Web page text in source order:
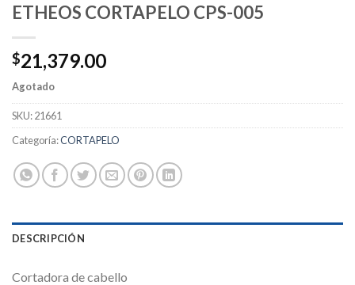
ETHEOS CORTAPELO CPS-005
$21,379.00
Agotado
SKU:21661
Categoría:CORTAPELO
DESCRIPCIÓN
Cortadora de cabello